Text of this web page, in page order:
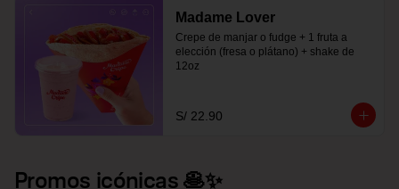
Madame Lover
Crepe de manjar o fudge + 1 fruta a
elección (fresa o plátano) + shake de
12oz
S/ 22.90
Promos icónicas 🥞✨